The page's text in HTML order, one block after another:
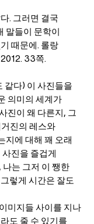
. 그러면 결국
말들이 문학이
때문에. 롤랑
33쪽.
같다) 이 사진들을
의미의 세계가
진이 왜 다른지, 그
진의 레스와
지에 대해 꽤 오래
진을 즐겁게
나는 그저 이 쨍한
렇게 시간은 잘도
미지들 사이를 지나
도 줄 수 있기를